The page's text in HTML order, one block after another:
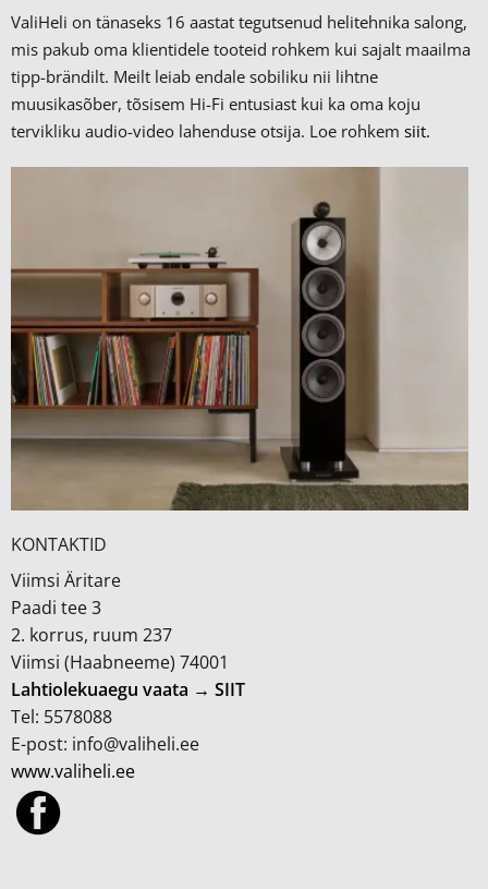
ValiHeli on tänaseks 16 aastat tegutsenud helitehnika salong,
mis pakub oma klientidele tooteid rohkem kui sajalt maailma
tipp-brändilt. Meilt leiab endale sobiliku nii lihtne
muusikasõber, tõsisem Hi-Fi entusiast kui ka oma koju
tervikliku audio-video lahenduse otsija. Loe rohkem siit.
KONTAKTID
Viimsi Äritare
Paadi tee 3
2. korrus, ruum 237
Viimsi (Haabneeme) 74001
Lahtiolekuaegu vaata → SIIT
Tel: 5578088
E-post: info@valiheli.ee
www.valiheli.ee